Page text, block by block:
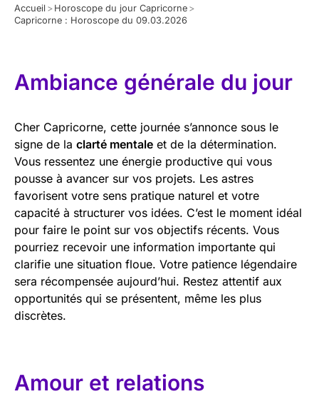
Accueil > Horoscope du jour Capricorne >
Capricorne : Horoscope du 09.03.2026
Ambiance générale du jour
Cher Capricorne, cette journée s’annonce sous le
signe de la clarté mentale et de la détermination.
Vous ressentez une énergie productive qui vous
pousse à avancer sur vos projets. Les astres
favorisent votre sens pratique naturel et votre
capacité à structurer vos idées. C’est le moment idéal
pour faire le point sur vos objectifs récents. Vous
pourriez recevoir une information importante qui
clarifie une situation floue. Votre patience légendaire
sera récompensée aujourd’hui. Restez attentif aux
opportunités qui se présentent, même les plus
discrètes.
Amour et relations